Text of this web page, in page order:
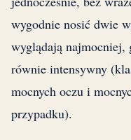
wygodnie nosić dwie
wyglądają najmocniej,
równie intensywny
mocnych oczu i
przypadku).